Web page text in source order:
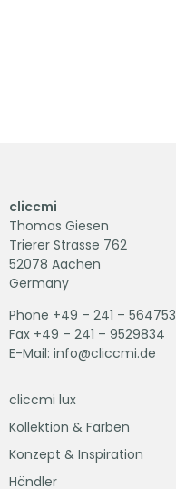
cliccmi
Thomas Giesen
Trierer Strasse 762
52078 Aachen
Germany
Phone +49 – 241 – 564753
Fax +49 – 241 – 9529834
E-Mail: info@cliccmi.de
cliccmi lux
Kollektion & Farben
Konzept & Inspiration
Händler